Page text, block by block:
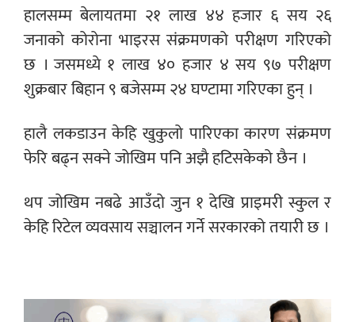
हालसम्म बेलायतमा २१ लाख ४४ हजार ६ सय २६
जनाको कोरोना भाइरस संक्रमणको परीक्षण गरिएको
छ । जसमध्ये १ लाख ४० हजार ४ सय ९७ परीक्षण
शुक्रबार बिहान ९ बजेसम्म २४ घण्टामा गरिएका हुन् ।
हालै लकडाउन केहि खुकुलो पारिएका कारण संक्रमण
फेरि बढ्न सक्ने जोखिम पनि अझै हटिसकेको छैन ।
थप जोखिम नबढे आउँदो जुन १ देखि प्राइमरी स्कुल र
केहि रिटेल व्यवसाय सञ्चालन गर्ने सरकारको तयारी छ ।